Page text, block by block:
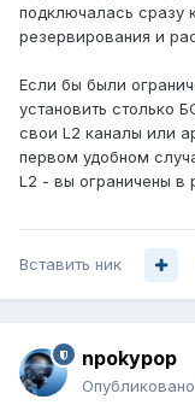
подключалась сразу
резервирования и
Если бы были
установить столько
свои L2 каналы или
первом удобном
L2 - вы ограничены в
Вставить ник
npokypop
Опубликовано